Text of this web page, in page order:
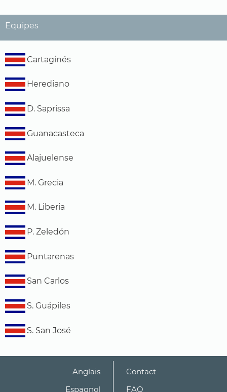
Equipes
Cartaginés
Herediano
D. Saprissa
Guanacasteca
Alajuelense
M. Grecia
M. Liberia
P. Zeledón
Puntarenas
San Carlos
S. Guápiles
S. San José
Anglais
Espagnol
Contact
FAQ